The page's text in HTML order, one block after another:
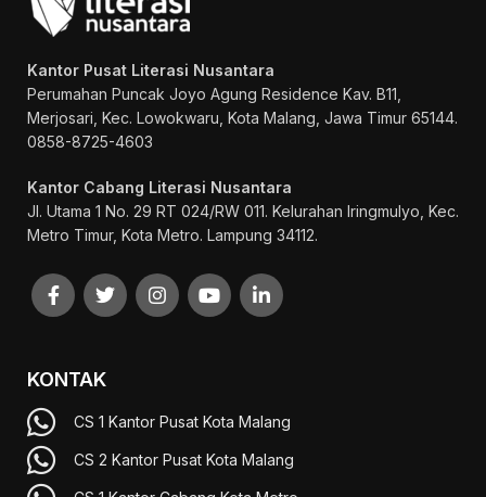
Kantor Pusat Literasi Nusantara
Perumahan Puncak Joyo Agung Residence Kav. B11,
Merjosari, Kec. Lowokwaru, Kota Malang, Jawa Timur 65144.
0858-8725-4603
Kantor Cabang Literasi Nusantara
Jl. Utama 1 No. 29 RT 024/RW 011. Kelurahan Iringmulyo, Kec.
Metro Timur, Kota Metro. Lampung 34112.
KONTAK
CS 1 Kantor Pusat Kota Malang
CS 2 Kantor Pusat Kota Malang